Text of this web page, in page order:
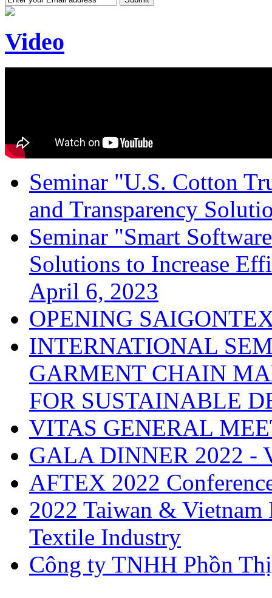
Video
Seminar "U.S. Cotton
and Transparency
Seminar "Smart
Solutions to Increase
April 6, 2023
OPENING
INTERNATIONAL
GARMENT CHAIN
FOR SUSTAINABLE
VITAS GENERAL
GALA DINNER 2022 -
AFTEX 2022
2022 Taiwan &
Textile Industry
Công ty TNHH Phồn